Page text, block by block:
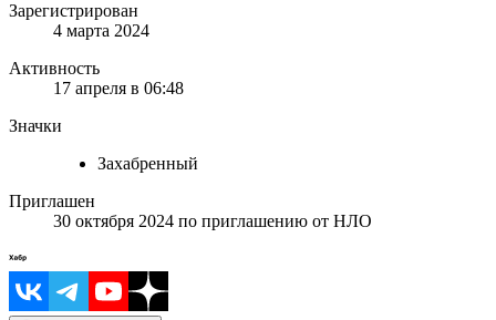
Зарегистрирован
4 марта 2024
Активность
17 апреля в 06:48
Значки
Захабренный
Приглашен
30 октября 2024 по приглашению от НЛО